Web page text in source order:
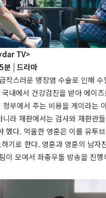
TV>
분 | 드라마
작스러운 맹장염 수술로 인해 수
내에서 건강검진을 받아 에이
정부에서 주는 비용을 게이라는
라 재판에서는 검사와 재판관
했다. 억울한 영훈은 이를 유투
기로 한다. 영훈과 영훈의 남자
이 모여서 좌충우돌 방송을 진행